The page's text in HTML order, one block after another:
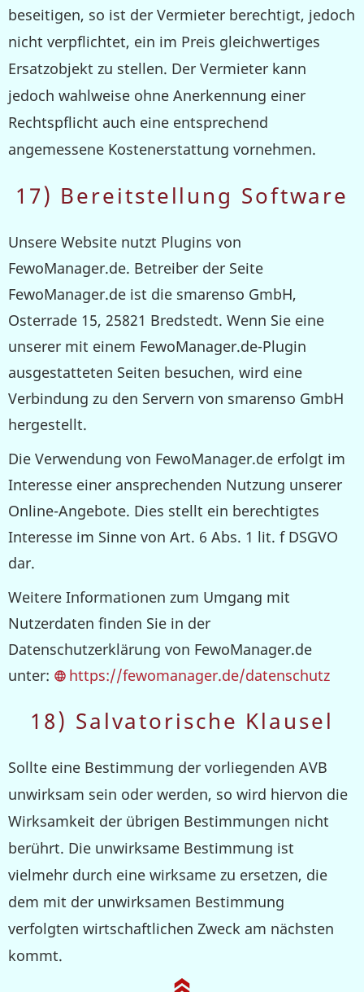
beseitigen, so ist der Vermieter berechtigt, jedoch
nicht verpflichtet, ein im Preis gleichwertiges
Ersatzobjekt zu stellen. Der Vermieter kann
jedoch wahlweise ohne Anerkennung einer
Rechtspflicht auch eine entsprechend
angemessene Kostenerstattung vornehmen.
17) Bereitstellung Software
Unsere Website nutzt Plugins von
FewoManager.de. Betreiber der Seite
FewoManager.de ist die smarenso GmbH,
Osterrade 15, 25821 Bredstedt. Wenn Sie eine
unserer mit einem FewoManager.de-Plugin
ausgestatteten Seiten besuchen, wird eine
Verbindung zu den Servern von smarenso GmbH
hergestellt.
Die Verwendung von FewoManager.de erfolgt im
Interesse einer ansprechenden Nutzung unserer
Online-Angebote. Dies stellt ein berechtigtes
Interesse im Sinne von Art. 6 Abs. 1 lit. f DSGVO
dar.
Weitere Informationen zum Umgang mit
Nutzerdaten finden Sie in der
Datenschutzerklärung von FewoManager.de
unter:
https://fewomanager.de/datenschutz
18) Salvatorische Klausel
Sollte eine Bestimmung der vorliegenden AVB
unwirksam sein oder werden, so wird hiervon die
Wirksamkeit der übrigen Bestimmungen nicht
berührt. Die unwirksame Bestimmung ist
vielmehr durch eine wirksame zu ersetzen, die
dem mit der unwirksamen Bestimmung
verfolgten wirtschaftlichen Zweck am nächsten
kommt.